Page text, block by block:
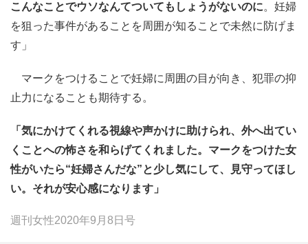
こんなことでウソなんてついてもしょうがないのに。妊婦
を狙った事件があることを周囲が知ることで未然に防げま
す」
マークをつけることで妊婦に周囲の目が向き、犯罪の抑
止力になることも期待する。
「気にかけてくれる視線や声かけに助けられ、外へ出てい
くことへの怖さを和らげてくれました。マークをつけた女
性がいたら“妊婦さんだな”と少し気にして、見守ってほし
い。それが安心感になります」
週刊女性2020年9月8日号